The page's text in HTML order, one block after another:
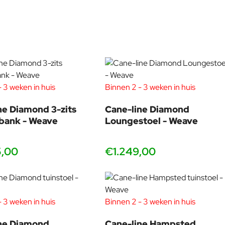
goal is to create long-lasting value, and to stimulate a
believe that knowledge and innovation are fundamental.
weken in huis
Diamond 3-zits
- Weave
Binnen 2 - 3 weken in huis
Cane-line Diamond
Loungestoel - Weave
€1.249,00
weken in huis Binnen 2 - 3 weken in huis